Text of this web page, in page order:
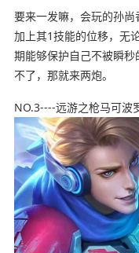
要来一发嘛，会玩的孙尚
加上其1技能的位移，无
期能够保护自己不被瞬
不了，那就来两炮。
NO.3----远游之枪马可波